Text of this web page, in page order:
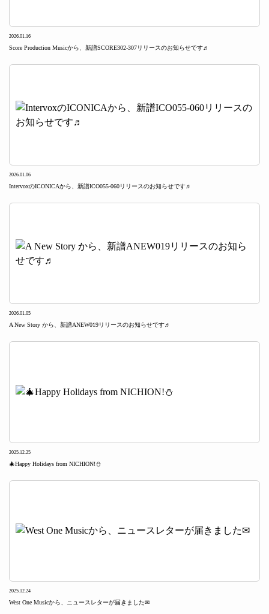
2026.01.16
Score Production Musicから、新譜SCORE302-307リリースのお知らせです♬
2026.01.06
IntervoxのICONICAから、新譜ICO055-060リリースのお知らせです♬
2026.01.05
A New Story から、新譜ANEW019リリースのお知らせです♬
2025.12.25
🎄Happy Holidays from NICHION!⛄
2025.12.24
West One Musicから、ニュースレターが届きました✉